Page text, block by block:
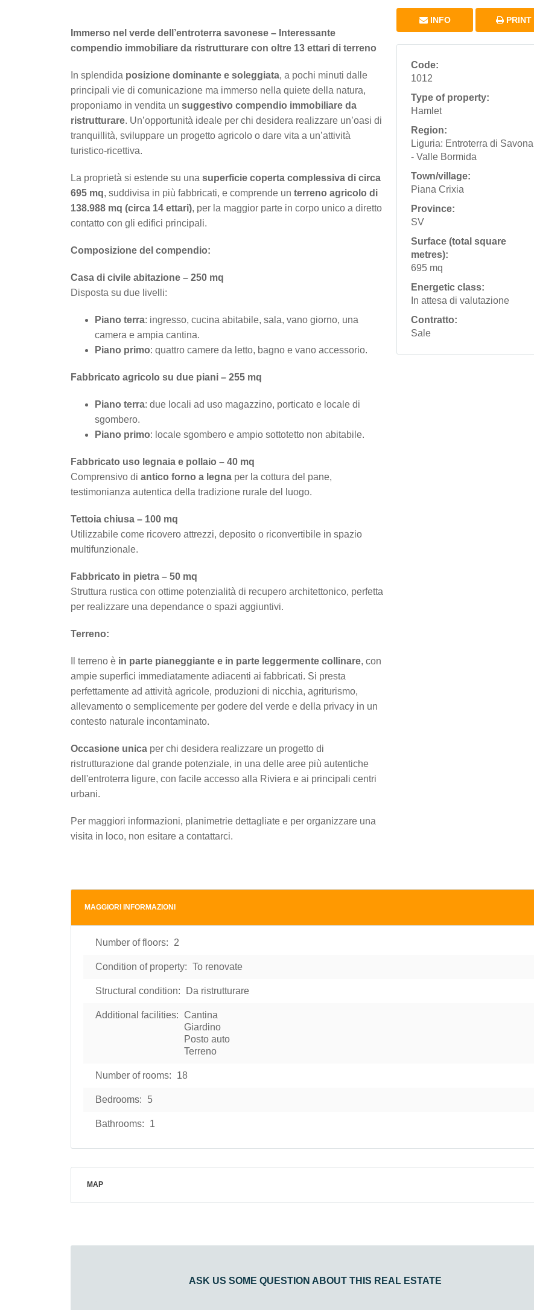
Immerso nel verde dell’entroterra savonese – Interessante
compendio immobiliare da ristrutturare con oltre 13 ettari di terreno
In splendida posizione dominante e soleggiata, a pochi minuti dalle
principali vie di comunicazione ma immerso nella quiete della natura,
proponiamo in vendita un suggestivo compendio immobiliare da
ristrutturare. Un’opportunità ideale per chi desidera realizzare un’oasi di
tranquillità, sviluppare un progetto agricolo o dare vita a un’attività
turistico-ricettiva.
La proprietà si estende su una superficie coperta complessiva di circa
695 mq, suddivisa in più fabbricati, e comprende un terreno agricolo di
138.988 mq (circa 14 ettari), per la maggior parte in corpo unico a diretto
contatto con gli edifici principali.
Composizione del compendio:
Casa di civile abitazione – 250 mq
Disposta su due livelli:
Piano terra: ingresso, cucina abitabile, sala, vano giorno, una
camera e ampia cantina.
Piano primo: quattro camere da letto, bagno e vano accessorio.
Fabbricato agricolo su due piani – 255 mq
Piano terra: due locali ad uso magazzino, porticato e locale di
sgombero.
Piano primo: locale sgombero e ampio sottotetto non abitabile.
Fabbricato uso legnaia e pollaio – 40 mq
Comprensivo di antico forno a legna per la cottura del pane,
testimonianza autentica della tradizione rurale del luogo.
Tettoia chiusa – 100 mq
Utilizzabile come ricovero attrezzi, deposito o riconvertibile in spazio
multifunzionale.
Fabbricato in pietra – 50 mq
Struttura rustica con ottime potenzialità di recupero architettonico, perfetta
per realizzare una dependance o spazi aggiuntivi.
Terreno:
Il terreno è in parte pianeggiante e in parte leggermente collinare, con
ampie superfici immediatamente adiacenti ai fabbricati. Si presta
perfettamente ad attività agricole, produzioni di nicchia, agriturismo,
allevamento o semplicemente per godere del verde e della privacy in un
contesto naturale incontaminato.
Occasione unica per chi desidera realizzare un progetto di
ristrutturazione dal grande potenziale, in una delle aree più autentiche
dell'entroterra ligure, con facile accesso alla Riviera e ai principali centri
urbani.
Per maggiori informazioni, planimetrie dettagliate e per organizzare una
visita in loco, non esitare a contattarci.
INFO PRINT
Code:
1012
Type of property:
Hamlet
Region:
Liguria: Entroterra di Savona
- Valle Bormida
Town/village:
Piana Crixia
Province:
SV
Surface (total square
metres):
695 mq
Energetic class:
In attesa di valutazione
Contratto:
Sale
MAGGIORI INFORMAZIONI
Number of floors: 2
Condition of property: To renovate
Structural condition: Da ristrutturare
Additional facilities: Cantina
Giardino
Posto auto
Terreno
Number of rooms: 18
Bedrooms: 5
Bathrooms: 1
MAP
ASK US SOME QUESTION ABOUT THIS REAL ESTATE